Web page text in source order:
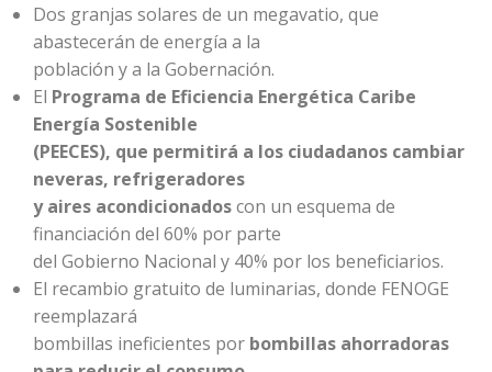
Dos granjas solares de un megavatio, que
abastecerán de energía a la
población y a la Gobernación.
El Programa de Eficiencia Energética Caribe
Energía Sostenible
(PEECES), que permitirá a los ciudadanos cambiar
neveras, refrigeradores
y aires acondicionadoscon un esquema de
financiación del 60% por parte
del Gobierno Nacional y 40% por los beneficiarios.
El recambio gratuito de luminarias, donde FENOGE
reemplazará
bombillas ineficientes por bombillas ahorradoras